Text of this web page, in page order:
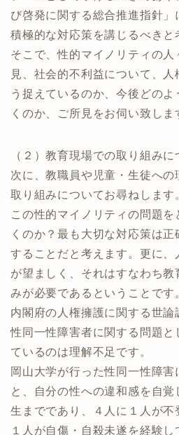
び啓発に関する総合推進指針」
積極的な対応策を講じるべきと
そこで、性的マイノリティの人
見、社会的不利益について、
う捉えているのか、今後どの
くのか、ご所見をお伺い致しま
（２）教育現場での取り組みに
次に、教職員や児童・生徒へ
取り組みについてお尋ねしま
この性的マイノリティの問題
くのか？最も大切な対応策は
することだと考えます。更に
が望ましく、それはすなわち教
みが必要であるということです
内閣府の人権擁護に関する世論
性同一性障害者に関する問題
ているのは理解不足です。
岡山大学が行った性同一性障害
と、自分の性への違和感を自
生までであり、４人に１人が不
１人が自傷・自殺未遂を経験し